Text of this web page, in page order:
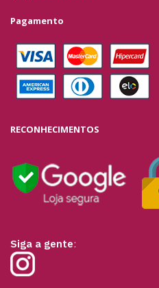
Pagamento
RECONHECIMENTOS
Siga a gente: